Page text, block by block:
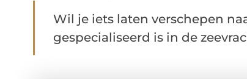
Wil je iets laten verschepen
gespecialiseerd is in de